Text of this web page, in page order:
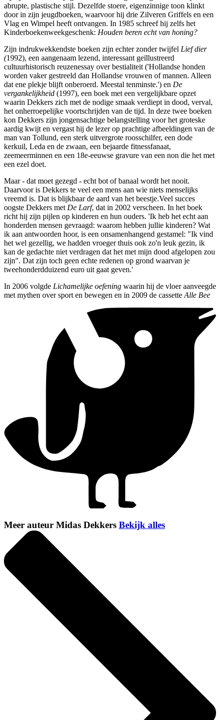
abrupte, plastische stijl. Dezelfde stoere, eigenzinnige toon klinkt
door in zijn jeugdboeken, waarvoor hij drie Zilveren Griffels en een
Vlag en Wimpel heeft ontvangen. In 1985 schreef hij zelfs het
Kinderboekenweekgeschenk: Houden beren echt van honing?
Zijn indrukwekkendste boeken zijn echter zonder twijfel Lief dier
(1992), een aangenaam lezend, interessant geïllustreerd
cultuurhistorisch reuzenessay over bestialiteit ('Hollandse honden
worden vaker gestreeld dan Hollandse vrouwen of mannen. Alleen
dat ene plekje blijft onberoerd. Meestal tenminste.') en De
vergankelijkheid (1997), een boek met een vergelijkbare opzet
waarin Dekkers zich met de nodige smaak verdiept in dood, verval,
het onherroepelijke voortschrijden van de tijd. In deze twee boeken
kon Dekkers zijn jongensachtige belangstelling voor het groteske
aardig kwijt en vergast hij de lezer op prachtige afbeeldingen van de
man van Tollund, een sterk uitvergrote roosschilfer, een dode
kerkuil, Leda en de zwaan, een bejaarde fitnessfanaat,
zeemeerminnen en een 18e-eeuwse gravure van een non die het met
een ezel doet.
Maar - dat moet gezegd - echt bot of banaal wordt het nooit.
Daarvoor is Dekkers te veel een mens aan wie niets menselijks
vreemd is. Dat is blijkbaar de aard van het beestje.Veel succes
oogste Dekkers metDe Larf, dat in 2002 verscheen. In het boek
richt hij zijn pijlen op kinderen en hun ouders. 'Ik heb het echt aan
honderden mensen gevraagd: waarom hebben jullie kinderen? Wat
ik aan antwoorden hoor, is een onsamenhangend gestamel: "Ik vind
het wel gezellig, we hadden vroeger thuis ook zo'n leuk gezin, ik
kan de gedachte niet verdragen dat het met mijn dood afgelopen zou
zijn". Dat zijn toch geen echte redenen op grond waarvan je
tweehonderdduizend euro uit gaat geven.'
In 2006 volgde Lichamelijke oefening waarin hij de vloer aanveegde
met mythen over sport en bewegen en in 2009 de cassetteAlle Bee
Meer auteur Midas Dekkers Bekijk alles